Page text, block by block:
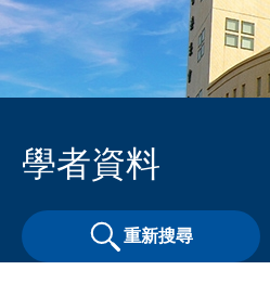
學者資料
重新搜尋